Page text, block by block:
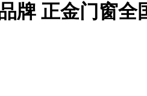
牌 正金门窗